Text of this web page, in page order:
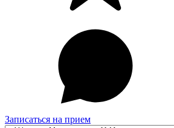
Записаться на прием